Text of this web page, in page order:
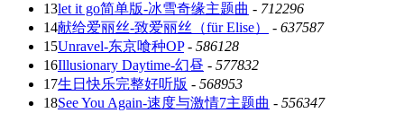
13let it go简单版-冰雪奇缘主题曲 - 712296
14献给爱丽丝-致爱丽丝（für Elise） - 637587
15Unravel-东京喰种OP- 586128
16Illusionary Daytime-幻昼 - 577832
17生日快乐完整好听版 - 568953
18See You Again-速度与激情7主题曲 - 556347